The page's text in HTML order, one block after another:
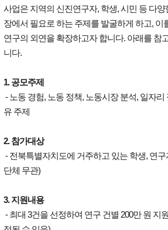
사업은 지역의 신진연구자, 학생, 시민 등 다
장에서 필요로 하는 주제를 발굴하게 하고, 이
연구의 외연을 확장하고자 합니다. 아래를 참
니다.
1. 공모주제
- 노동 경험, 노동 정책, 노동시장 분석, 일자
유 주제
2. 참가대상
- 전북특별자치도에 거주하고 있는 학생, 연
단체 무관)
3. 지원내용
- 최대 3건을 선정하여 연구 건별 200만 원 지